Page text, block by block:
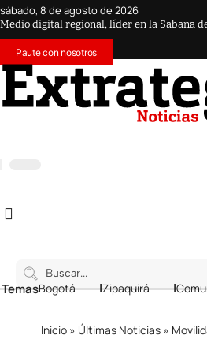
sábado, 8 de agosto de 2026
Medio digital regional, líder en la Sabana
Paute con nosotros
Bogotá Zipaquirá
Inicio » Últimas Noticias »